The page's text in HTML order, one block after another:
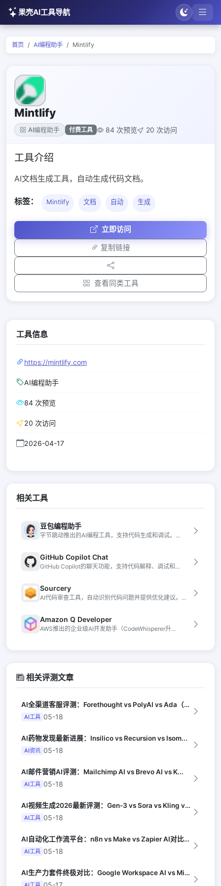
果壳AI工具导航
首页 AI编程助手 Mintlify
Mintlify
AI编程助手 付费工具 84 次预览 20 次访问
工具介绍
AI文档生成工具，自动生成代码文档。
标签： Mintlify 文档 自动 生成
立即访问
复制链接
查看同类工具
工具信息
https://mintlify.com
AI编程助手
84 次预览
20 次访问
2026-04-17
相关工具
豆包编程助手
字节跳动推出的AI编程工具，支持代码生成和调试。...
GitHub Copilot Chat
GitHub Copilot的聊天功能，支持代码解释、调试和...
Sourcery
AI代码审查工具，自动识别代码问题并提供优化建议。...
Amazon Q Developer
AWS推出的企业级AI开发助手（CodeWhisperer升...
相关评测文章
AI全渠道客服评测：Forethought vs PolyAI vs Ada（G...
AI工具 05-18
AI药物发现最新进展：Insilico vs Recursion vs Isom...
AI资讯 05-18
AI邮件营销AI评测：Mailchimp AI vs Brevo AI vs K...
AI工具 05-18
AI视频生成2026最新评测：Gen-3 vs Sora vs Kling vs...
AI工具 05-18
AI自动化工作流平台：n8n vs Make vs Zapier AI对比（Au...
AI工具 05-18
AI生产力套件终极对比：Google Workspace AI vs Micro...